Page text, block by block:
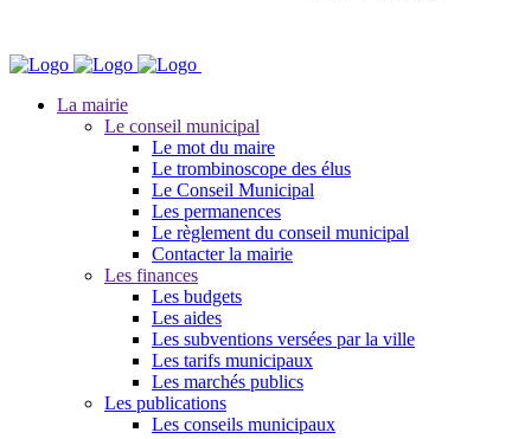
La mairie
Le conseil municipal
Le mot du maire
Le trombinoscope des élus
Le Conseil Municipal
Les permanences
Le règlement du conseil municipal
Contacter la mairie
Les finances
Les budgets
Les aides
Les subventions versées par la ville
Les tarifs municipaux
Les marchés publics
Les publications
Les conseils municipaux